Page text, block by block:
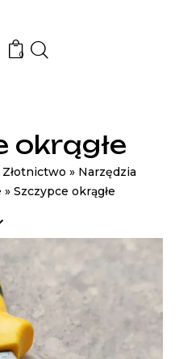
0
okrągłe
Złotnictwo » Narzędzia
» Szczypce okrągłe